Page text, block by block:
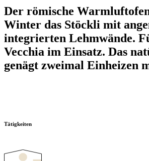
Der römische
Winter das Stöckli mit
integrierten Lehmwände.
Vecchia im Einsatz. Das
genägt zweimal Einheizen
Tätigkeiten